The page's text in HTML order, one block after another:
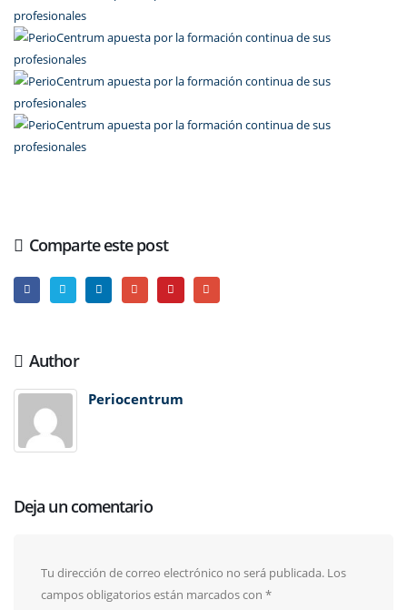
Comparte este post
Author
Periocentrum
Deja un comentario
Tu dirección de correo electrónico no será publicada. Los
campos obligatorios están marcados con *